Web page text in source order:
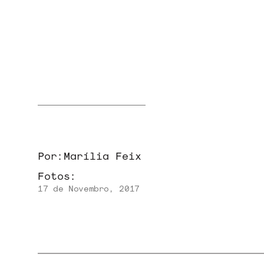
Por: Marília Feix
Fotos:
17 de Novembro, 2017